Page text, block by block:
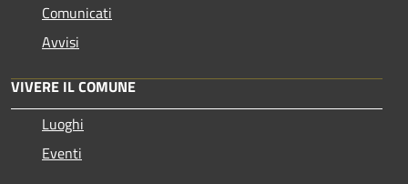
Comunicati
Avvisi
VIVERE IL COMUNE
Luoghi
Eventi